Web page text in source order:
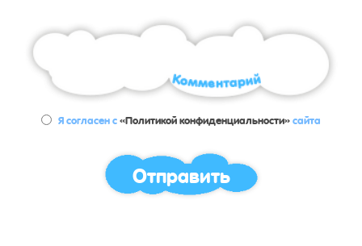
Я согласен с«Политикой конфиденциальности»сайта
Отправить